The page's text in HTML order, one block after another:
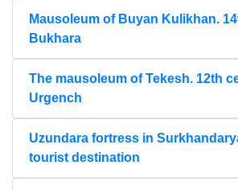
Mausoleum of Buyan Kulikhan.
Bukhara
The mausoleum of Tekesh. 12th
Urgench
Uzundara fortress in
tourist destination